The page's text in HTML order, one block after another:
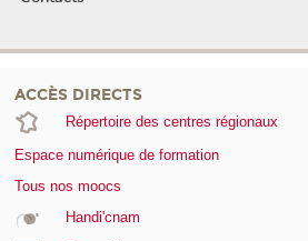
ACCÈS DIRECTS
Répertoire des centres régionaux
Espace numérique de formation
Tous nos moocs
Handi'cnam